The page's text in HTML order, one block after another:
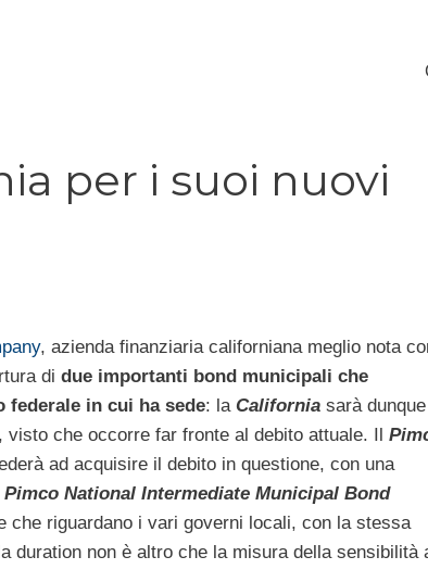
per i suoi nuovi
, azienda finanziaria californiana meglio nota
di due importanti bond municipali che
in cui ha sede: la Californiasarà dunque
che occorre far fronte al debito attuale. Il
ad acquisire il debito in questione, con una
Pimco National Intermediate Municipal Bond
riguardano i vari governi locali, con la stessa
duration non è altro che la misura della sensibilità